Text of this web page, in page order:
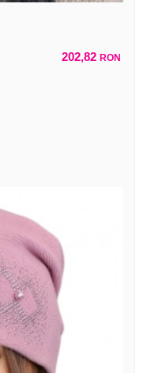
202,82 RON